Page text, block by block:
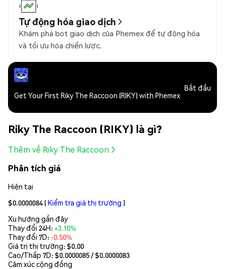
Tự động hóa giao dịch
Khám phá bot giao dịch của Phemex để tự động hóa
và tối ưu hóa chiến lược.
Get Your First Riky The Raccoon (RIKY) with Phemex
Bắt đầu
Riky The Raccoon (RIKY) là gì?
Thêm về Riky The Raccoon
Phân tích giá
Hiện tại
$0.0000084 (Kiểm tra giá thị trường )
Xu hướng gần đây
Thay đổi 24H:+3.10%
Thay đổi 7D: -0.50%
Giá trị thị trường:$0.00
Cao/Thấp 7D: $0.0000085/ $0.0000083
Cảm xúc cộng đồng